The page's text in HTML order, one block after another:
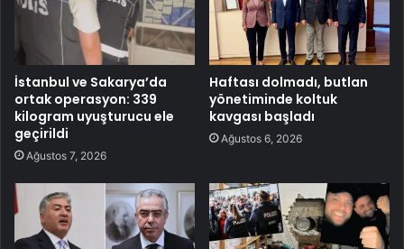
İstanbul ve Sakarya’da
ortak operasyon: 339
kilogram uyuşturucu ele
geçirildi
Ağustos 7, 2026
Haftası dolmadı, butlan
yönetiminde koltuk
kavgası başladı
Ağustos 6, 2026